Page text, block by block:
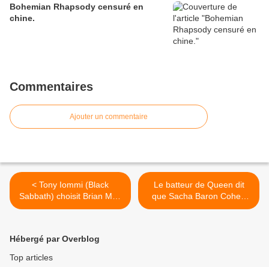
Bohemian Rhapsody censuré en
chine.
Commentaires
Ajouter un commentaire
< Tony Iommi (Black
Sabbath) choisit Brian May
(Queen) comme son "Dieu
reconnaissez
immédiatement"
Le batteur de Queen dit
que Sacha Baron Cohen
aurait été "complètement
Hébergé par Overblog
Top articles